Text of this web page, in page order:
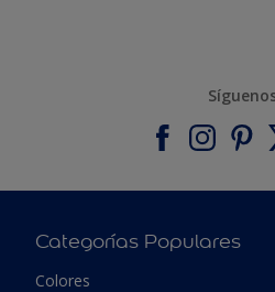
Categorías Populares
Colores